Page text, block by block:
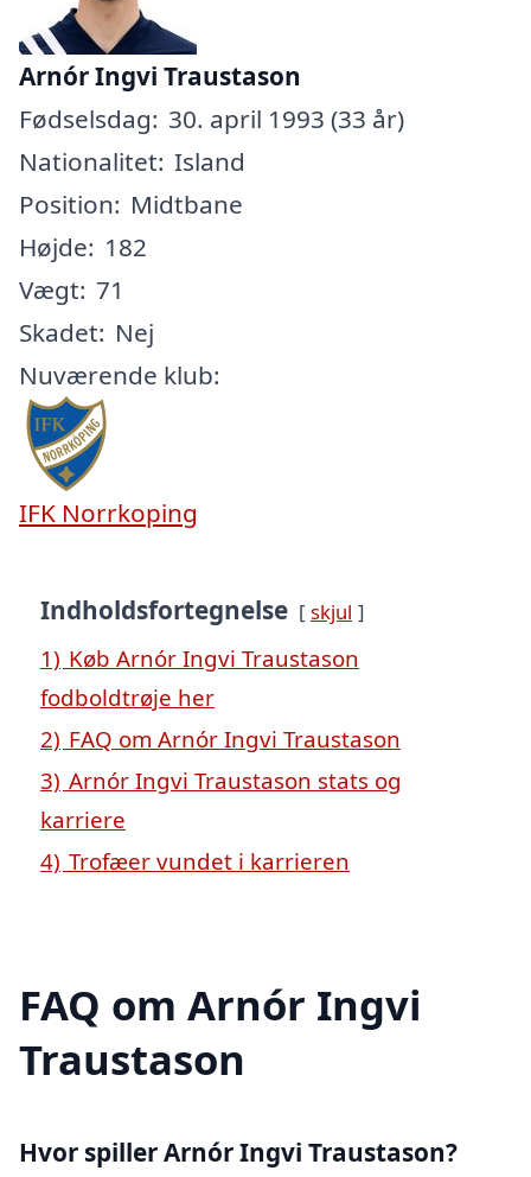
Arnór Ingvi Traustason
Fødselsdag: 30. april 1993 (33 år)
Nationalitet: Island
Position: Midtbane
Højde: 182
Vægt: 71
Skadet: Nej
Nuværende klub:
IFK Norrkoping
Indholdsfortegnelse skjul
1) Køb Arnór Ingvi Traustason
fodboldtrøje her
2) FAQ om Arnór Ingvi Traustason
3) Arnór Ingvi Traustason stats og
karriere
4) Trofæer vundet i karrieren
FAQ om Arnór Ingvi
Traustason
Hvor spiller Arnór Ingvi Traustason?